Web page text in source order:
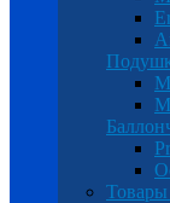
Товары